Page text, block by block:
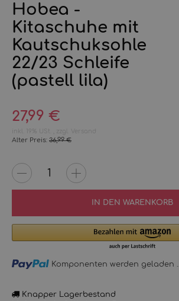
Hobea -
Kitaschuhe mit
Kautschuksohle
22/23 Schleife
(pastell lila)
27,99 €
inkl. 19% USt. , zzgl. Versand
Alter Preis: 36,99 €
IN DEN WARENKORB
Loading... Komponenten werden geladen ...
Knapper Lagerbestand